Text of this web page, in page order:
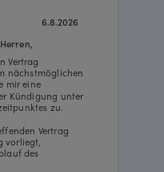
6.8.2026
Vertrag
nächstmöglichen
mir eine
Kündigung unter
zu.
Vertrag
vorliegt,
des